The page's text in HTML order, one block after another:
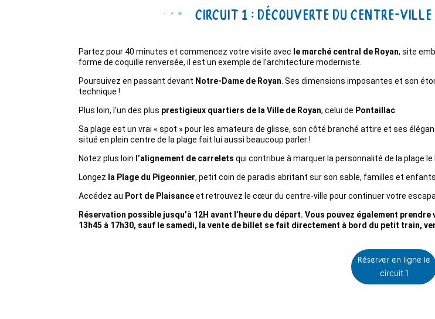
Circuit 1 : Découverte du Centre-ville
Partez pour 40 minutes et commencez votre visite avec le marché central de Royan, site
forme de coquille renversée, il est un exemple de l’architecture moderniste.
Poursuivez en passant devant Notre-Dame de Royan. Ses dimensions imposantes et son
technique !
Plus loin, l’un des plus prestigieux quartiers de la Ville de Royan, celui de Pontaillac.
Sa plage est un vrai « spot » pour les amateurs de glisse, son côté branché attire et ses
situé en plein centre de la plage fait lui aussi beaucoup parler !
Notez plus loin l’alignement de carrelets qui contribue à marquer la personnalité de la plage le
Longez la Plage du Pigeonnier, petit coin de paradis abritant sur son sable, familles et
Accédez au Port de Plaisanceet retrouvez le cœur du centre-ville pour continuer votre
Réservation possible jusqu’à 12H avant l’heure du départ. Vous pouvez également
13h45 à 17h30, sauf le samedi, la vente de billet se fait directement à bord du petit train,
Réserver en ligne le
circuit 1